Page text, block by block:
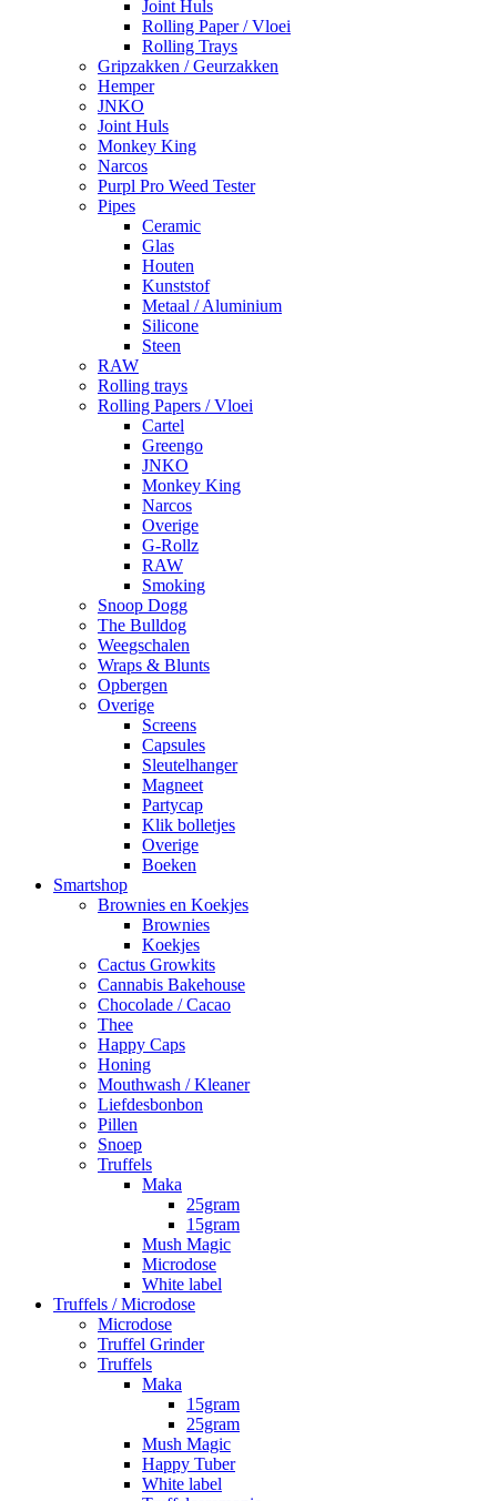
Joint Huls
Rolling Paper / Vloei
Rolling Trays
Gripzakken / Geurzakken
Hemper
JNKO
Joint Huls
Monkey King
Narcos
Purpl Pro Weed Tester
Pipes
Ceramic
Glas
Houten
Kunststof
Metaal / Aluminium
Silicone
Steen
RAW
Rolling trays
Rolling Papers / Vloei
Cartel
Greengo
JNKO
Monkey King
Narcos
Overige
G-Rollz
RAW
Smoking
Snoop Dogg
The Bulldog
Weegschalen
Wraps & Blunts
Opbergen
Overige
Screens
Capsules
Sleutelhanger
Magneet
Partycap
Klik bolletjes
Overige
Boeken
Smartshop
Brownies en Koekjes
Brownies
Koekjes
Cactus Growkits
Cannabis Bakehouse
Chocolade / Cacao
Thee
Happy Caps
Honing
Mouthwash / Kleaner
Liefdesbonbon
Pillen
Snoep
Truffels
Maka
25gram
15gram
Mush Magic
Microdose
White label
Truffels / Microdose
Microdose
Truffel Grinder
Truffels
Maka
15gram
25gram
Mush Magic
Happy Tuber
White label